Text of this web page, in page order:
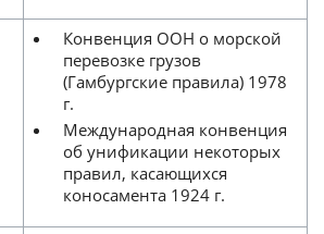
Конвенция ООН о морской
перевозке грузов
(Гамбургские правила) 1978
г.
Международная конвенция
об унификации некоторых
правил, касающихся
коносамента 1924 г.